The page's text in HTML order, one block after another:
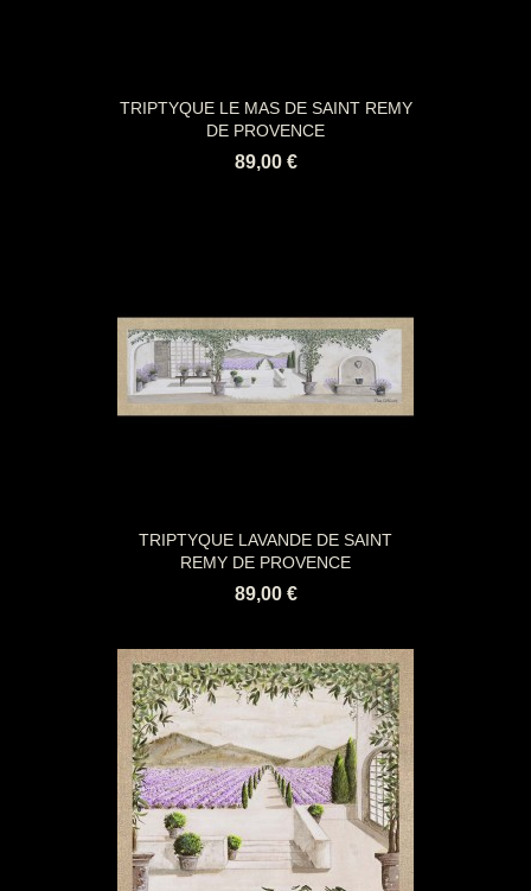
TRIPTYQUE LE MAS DE SAINT REMY
DE PROVENCE
89,00 €
TRIPTYQUE LAVANDE DE SAINT
REMY DE PROVENCE
89,00 €